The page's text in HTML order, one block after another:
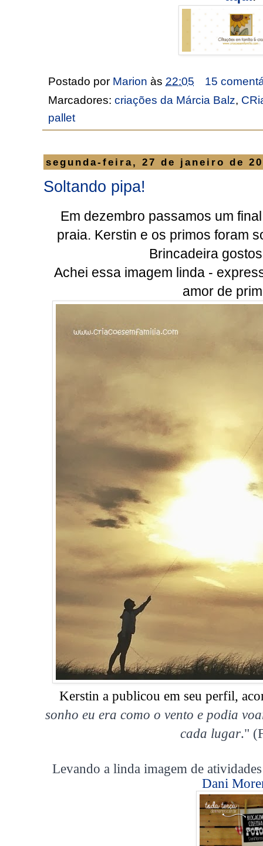
Postado por Marion às 22:05
15
Marcadores: criações da Márcia Balz,
pallet
segunda-feira, 27 de janeiro de
Soltando pipa!
Em dezembro passamos um
praia. Kerstin e os primos foram
Brincadeira
Achei essa imagem linda -
amor de
Kerstin a publicou em seu perfil,
sonho eu era como o vento e podia
cada lugar."
Levando a linda imagem de
Dani